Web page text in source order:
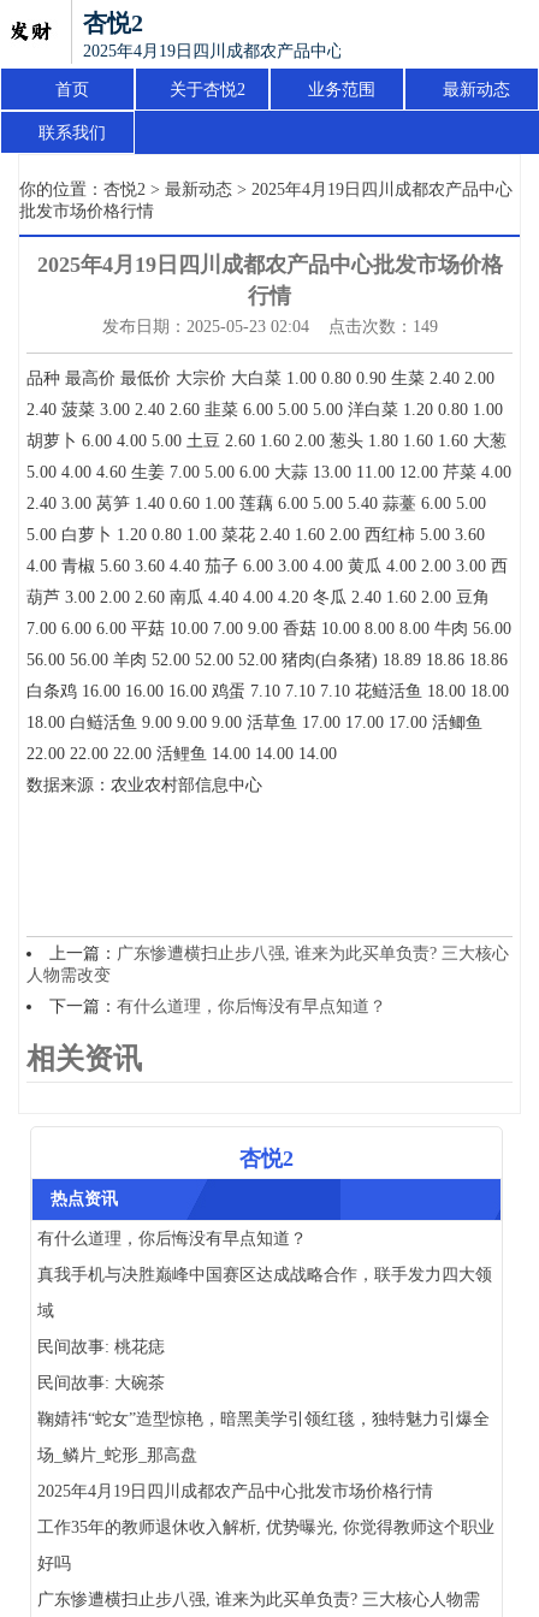
杏悦2
2025年4月19日四川成都农产品中心批发市场价格行情
首页 关于杏悦2 业务范围 最新动态
联系我们
你的位置： 杏悦2 > 最新动态 > 2025年4月19日四川成都农产品中心
批发市场价格行情
2025年4月19日四川成都农产品中心批发市场价格
行情
发布日期：2025-05-23 02:04 点击次数：149
品种 最高价 最低价 大宗价 大白菜 1.00 0.80 0.90 生菜 2.40 2.00
2.40 菠菜 3.00 2.40 2.60 韭菜 6.00 5.00 5.00 洋白菜 1.20 0.80 1.00
胡萝卜 6.00 4.00 5.00 土豆 2.60 1.60 2.00 葱头 1.80 1.60 1.60 大葱
5.00 4.00 4.60 生姜 7.00 5.00 6.00 大蒜 13.00 11.00 12.00 芹菜 4.00
2.40 3.00 莴笋 1.40 0.60 1.00 莲藕 6.00 5.00 5.40 蒜薹 6.00 5.00
5.00 白萝卜 1.20 0.80 1.00 菜花 2.40 1.60 2.00 西红柿 5.00 3.60
4.00 青椒 5.60 3.60 4.40 茄子 6.00 3.00 4.00 黄瓜 4.00 2.00 3.00 西
葫芦 3.00 2.00 2.60 南瓜 4.40 4.00 4.20 冬瓜 2.40 1.60 2.00 豆角
7.00 6.00 6.00 平菇 10.00 7.00 9.00 香菇 10.00 8.00 8.00 牛肉 56.00
56.00 56.00 羊肉 52.00 52.00 52.00 猪肉(白条猪) 18.89 18.86 18.86
白条鸡 16.00 16.00 16.00 鸡蛋 7.10 7.10 7.10 花鲢活鱼 18.00 18.00
18.00 白鲢活鱼 9.00 9.00 9.00 活草鱼 17.00 17.00 17.00 活鲫鱼
22.00 22.00 22.00 活鲤鱼 14.00 14.00 14.00
数据来源：农业农村部信息中心
上一篇： 广东惨遭横扫止步八强, 谁来为此买单负责? 三大核心
人物需改变
下一篇： 有什么道理，你后悔没有早点知道？
相关资讯
杏悦2
热点资讯
有什么道理，你后悔没有早点知道？
真我手机与决胜巅峰中国赛区达成战略合作，联手发力四大领
域
民间故事: 桃花痣
民间故事: 大碗茶
鞠婧祎“蛇女”造型惊艳，暗黑美学引领红毯，独特魅力引爆全
场_鳞片_蛇形_那高盘
2025年4月19日四川成都农产品中心批发市场价格行情
工作35年的教师退休收入解析, 优势曝光, 你觉得教师这个职业
好吗
广东惨遭横扫止步八强, 谁来为此买单负责? 三大核心人物需